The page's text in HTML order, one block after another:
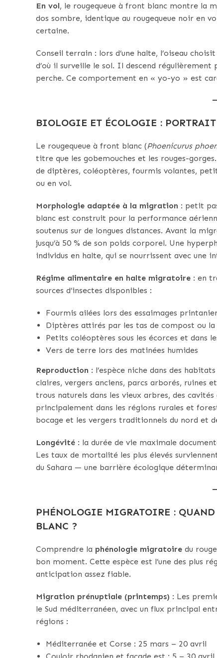
En vol, le rougequeue à front blanc montre la
dos sombre, identique au rougequeue noir en
certaine.
Conseil terrain : lors d’une halte, l’oiseau
d’où il surveille le sol. Il descend
perche. Ce comportement en « yo-yo » est
BIOLOGIE ET ÉCOLOGIE :
Le rougequeue à front blanc (Phoenicurus
titre que les gobemouches et les rouges-gorges.
de diptères, coléoptères, fourmis volantes,
ou en vol.
Morphologie adaptée à la migration : petit
blanc est construit pour la performance
soutenus sur de longues distances. Avant la
jusqu’à 50 % de son poids corporel. Une
individus en halte, qui se nourrissent avec une
Régime alimentaire en halte migratoire : en
sources d’insectes disponibles :
Fourmis ailées lors des essaimages
Diptères attirés par les tas de compost ou
Petits coléoptères sous les écorces et dans
Vers de terre lors des matinées humides
Reproduction : l’espèce niche dans des
claires, vergers anciens, parcs arborés, ruines
trous naturels dans les vieux arbres, des
principalement dans les régions rurales et
bocage et les vergers traditionnels du nord et
Longévité : la durée de vie maximale
Les taux de mortalité les plus élevés
du Sahara — une barrière écologique
PHÉNOLOGIE MIGRATOIRE : QUAND
BLANC ?
Comprendre la phénologie migratoire du
bon moment. Cette espèce est l’une des plus
anticipation assez fiable.
Migration prénuptiale (printemps) : Les
le Sud méditerranéen, avec un flux principal
régions :
Méditerranée et Corse : 25 mars – 20 avril